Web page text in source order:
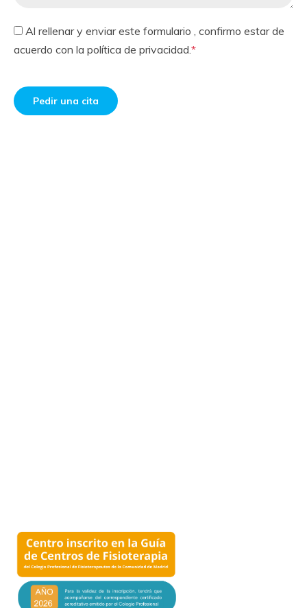
Al rellenar y enviar este formulario , confirmo estar de
acuerdo con la política de privacidad *